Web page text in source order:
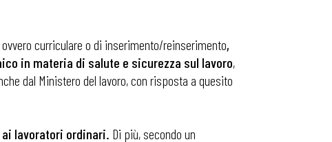
curriculare o di inserimento/reinserimento,
in materia di salute e sicurezza sul lavoro,
dal Ministero del lavoro, con risposta a quesito
lavoratori ordinari. Di più, secondo un